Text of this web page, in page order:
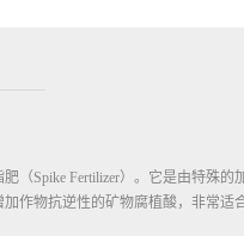
（Spike Fertilizer）。它是由特殊的
作物抗逆性的矿物腐植酸，非常适